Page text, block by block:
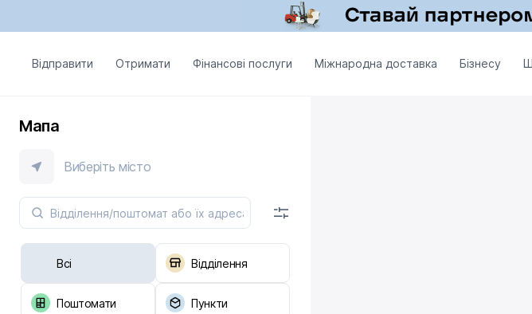
Відправити Отримати Фінансові послуги Міжнародна доставка Бізнесу
Мапа
Виберіть місто
Всі Відділення
Поштомати Пункти